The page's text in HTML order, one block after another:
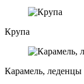
Крупа
Карамель, леденцы